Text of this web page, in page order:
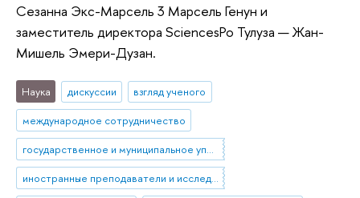
Сезанна Экс-Марсель 3 Марсель Генун и
заместитель директора SciencesPo Тулуза — Жан-
Мишель Эмери-Дузан.
Наука дискуссии
взгляд ученого
международное сотрудничество
государственное и муниципальное управление
иностранные преподаватели и исследователи